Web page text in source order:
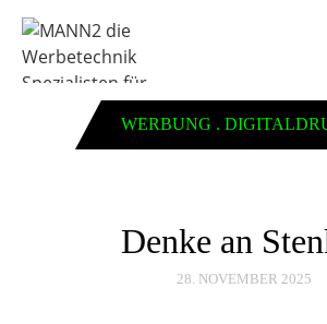
WERBUNG .
Denke an
28. NOVEMBER 2025